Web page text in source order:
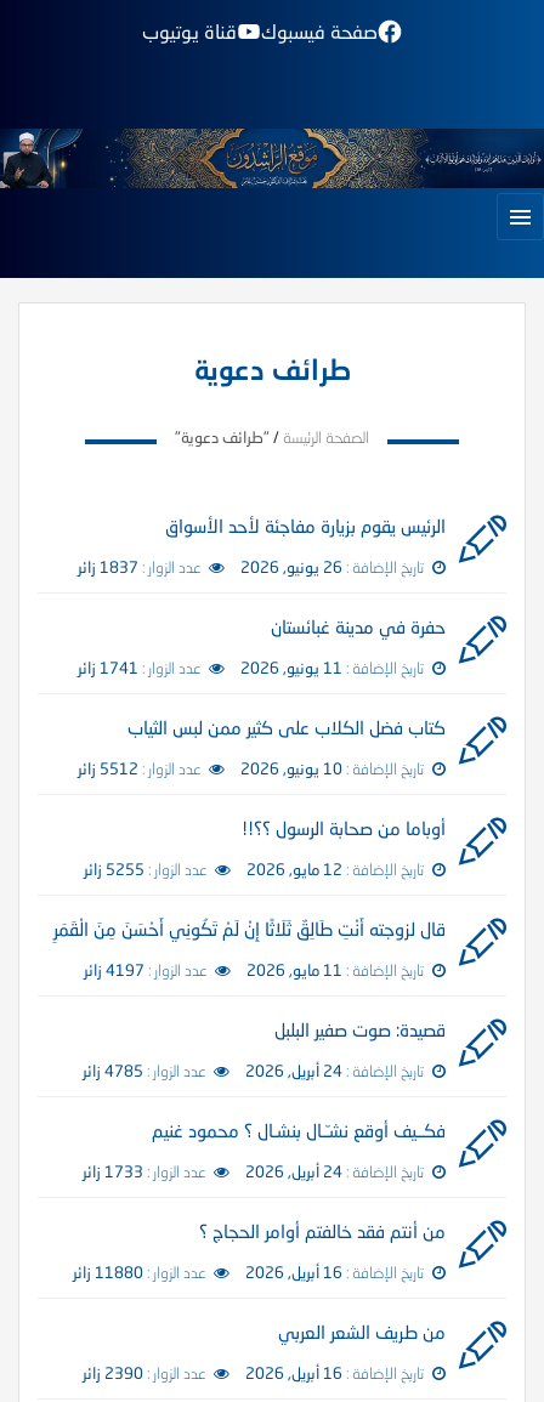
صفحة فيسبوك قناة يوتيوب
طرائف دعوية
الصفحة الرئيسة /"طرائف دعوية"
الرئيس يقوم بزيارة مفاجئة لأحد الأسواق
تاريخ الإضافة : 26 يونيو, 2026 عدد الزوار : 1837 زائر
حفرة في مدينة غبائستان
تاريخ الإضافة : 11 يونيو, 2026 عدد الزوار : 1741 زائر
كتاب فضل الكلاب على كثير ممن لبس الثياب
تاريخ الإضافة :10 يونيو, 2026 عدد الزوار : 5512 زائر
أوباما من صحابة الرسول ؟؟!!
تاريخ الإضافة : 12 مايو, 2026 عدد الزوار : 5255 زائر
قال لزوجته أَنْتِ طَالِقٌ ثَلَاثًا إِنْ لَمْ تَكُونِي أَحْسَنَ مِنَ الْقَمَرِ
تاريخ الإضافة : 11 مايو, 2026 عدد الزوار : 4197 زائر
قصيدة: صوت صفير البلبل
تاريخ الإضافة :24 أبريل, 2026 عدد الزوار : 4785 زائر
فكــيف أوقع نشـّـال بنشـال ؟ محمود غنيم
تاريخ الإضافة :24 أبريل, 2026 عدد الزوار : 1733 زائر
من أنتم فقد خالفتم أوامر الحجاج ؟
تاريخ الإضافة : 16 أبريل, 2026 عدد الزوار :11880 زائر
من طريف الشعر العربي
تاريخ الإضافة : 16 أبريل, 2026 عدد الزوار :2390 زائر